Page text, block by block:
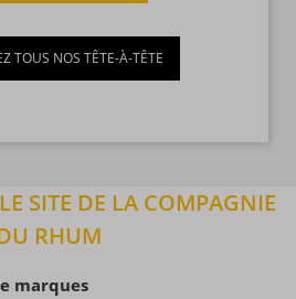
TOUS NOS TÊTE-À-TÊTE
SITE DE LA COMPAGNIE
RHUM
marques